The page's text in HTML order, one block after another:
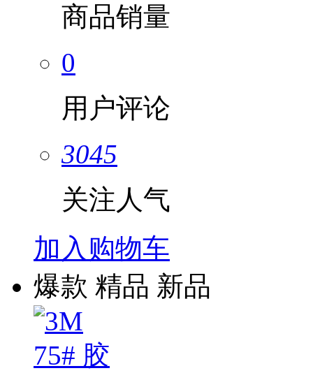
商品销量
0
用户评论
3045
关注人气
加入购物车
爆款 精品 新品